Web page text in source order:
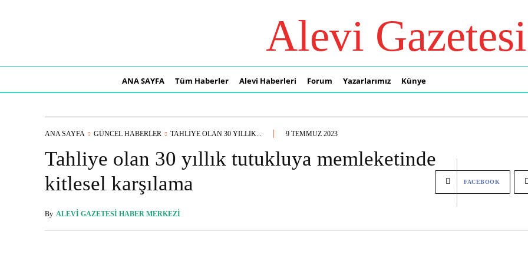
Alevi Gazetesi
ANA SAYFA Tüm Haberler Alevi Haberleri Forum Yazarlarımız Künye
ANA SAYFA GÜNCEL HABERLER TAHLIYE OLAN 30 YILLIK... 9 TEMMUZ 2023
Tahliye olan 30 yıllık tutukluya memleketinde
kitlesel karşılama
By ALEVI GAZETESI HABER MERKEZI
FACEBOOK